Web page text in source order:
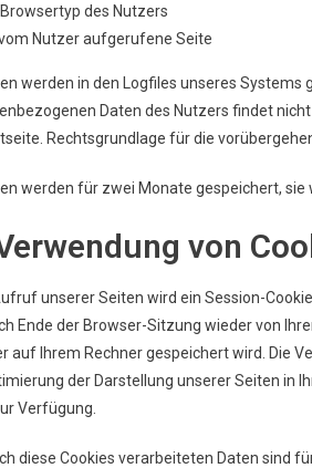
Browsertyp des Nutzers
Nutzer aufgerufene Seite
werden in den Logfiles unseres
Daten des Nutzers findet
Rechtsgrundlage für die
werden für zwei Monate gespeichert,
von
unserer Seiten wird ein Session-
Ende der Browser-Sitzung wieder von
auf Ihrem Rechner gespeichert wird. Die
der Darstellung unserer Seiten in
Verfügung.
diese Cookies verarbeiteten Daten sind